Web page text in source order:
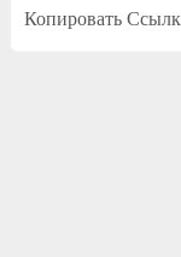
Копировать